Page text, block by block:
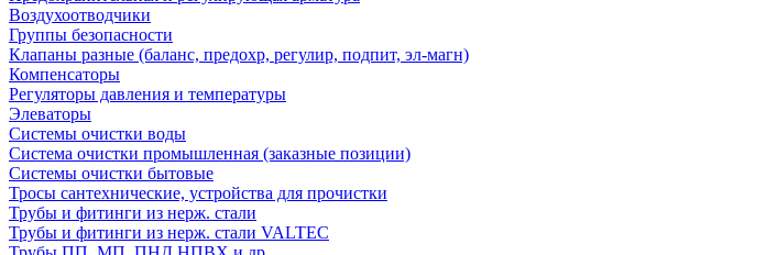
Воздухоотводчики
Группы безопасности
Клапаны разные (баланс, предохр, регулир, подпит, эл-магн)
Компенсаторы
Регуляторы давления и температуры
Элеваторы
Системы очистки воды
Система очистки промышленная (заказные позиции)
Системы очистки бытовые
Тросы сантехнические, устройства для прочистки
Трубы и фитинги из нерж. стали
Трубы и фитинги из нерж. стали VALTEC